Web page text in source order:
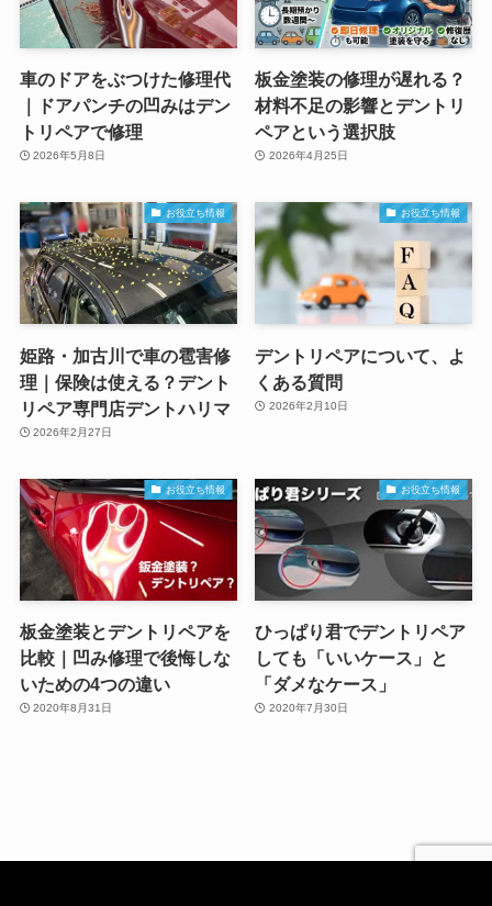
車のドアをぶつけた修理代
｜ドアパンチの凹みはデン
トリペアで修理
2026年5月8日
板金塗装の修理が遅れる？
材料不足の影響とデントリ
ペアという選択肢
2026年4月25日
お役立ち情報
姫路・加古川で車の雹害修
理｜保険は使える？デント
リペア専門店デントハリマ
2026年2月27日
お役立ち情報
デントリペアについて、よ
くある質問
2026年2月10日
お役立ち情報
板金塗装とデントリペアを
比較｜凹み修理で後悔しな
いための4つの違い
2020年8月31日
お役立ち情報
ひっぱり君でデントリペア
しても「いいケース」と
「ダメなケース」
2020年7月30日